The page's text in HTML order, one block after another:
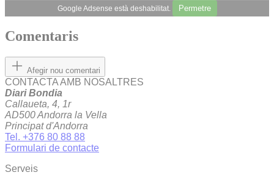
Google Adsense està deshabilitat. Permetre
Comentaris
Afegir nou comentari
CONTACTA AMB NOSALTRES
Diari Bondia
Callaueta, 4, 1r
AD500 Andorra la Vella
Principat d'Andorra
Tel. +376 80 88 88
Formulari de contacte
Serveis